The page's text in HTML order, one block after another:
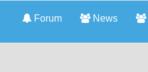
Forum News